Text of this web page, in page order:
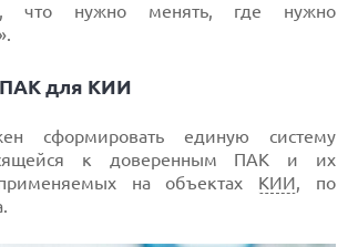
что нужно менять, где нужно
для КИИ
сформировать единую систему
к доверенным ПАК и их
на объектах КИИ, по